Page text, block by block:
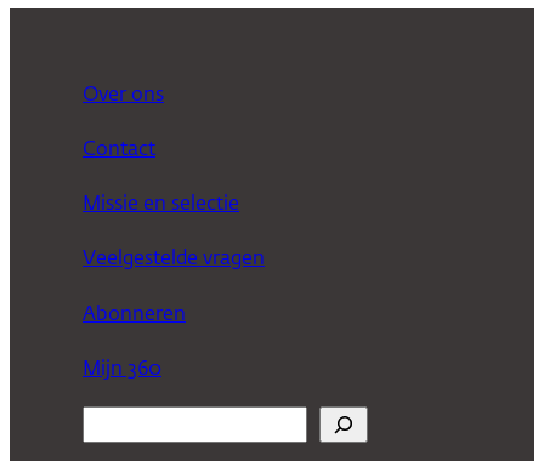
Over ons
Contact
Missie en selectie
Veelgestelde vragen
Abonneren
Mijn 360